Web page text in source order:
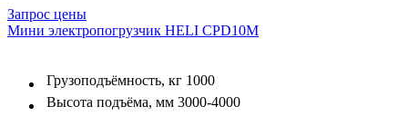
Запрос цены
Мини электропогрузчик HELI CPD10M
Грузоподъёмность, кг 1000
Высота подъёма, мм 3000-4000